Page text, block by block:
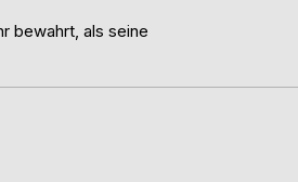
bewahrt, als seine